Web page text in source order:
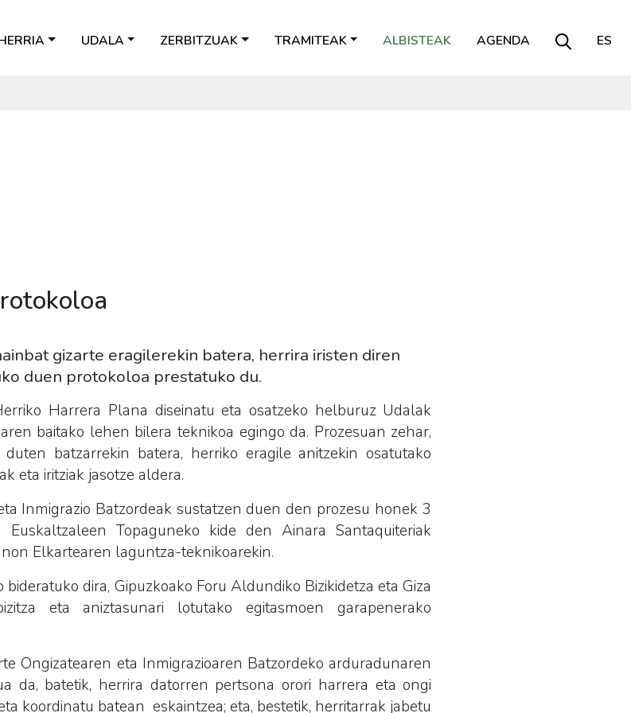
UDALA ZERBITZUAK TRAMITEAK ALBISTEAK AGENDA ES
gizarte eragilerekin batera, herrira iristen diren
duen protokoloa prestatuko du.
Harrera Plana diseinatu eta osatzeko helburuz Udalak
baitako lehen bilera teknikoa egingo da. Prozesuan zehar,
batzarrekin batera, herriko eragile anitzekin osatutako
eta iritziak jasotze aldera.
Inmigrazio Batzordeak sustatzen duen den prozesu honek 3
Topaguneko kide den Ainara Santaquiteriak
Elkartearen laguntza-teknikoarekin.
dira, Gipuzkoako Foru Aldundiko Bizikidetza eta Giza
eta aniztasunari lotutako egitasmoen garapenerako
Ongizatearen eta Inmigrazioaren Batzordeko arduradunaren
da, batetik, herrira datorren pertsona orori harrera eta ongi
koordinatu batean eskaintzea; eta, bestetik, herritarrak jabetu